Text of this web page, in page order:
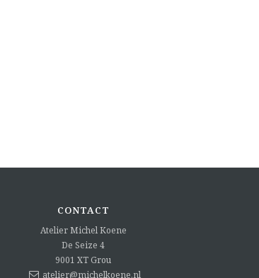
CONTACT
Atelier Michel Koene
De Seize 4
9001 XT Grou
atelier@michelkoene.nl